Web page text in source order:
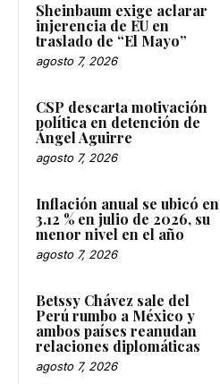
Sheinbaum exige aclarar
injerencia de EU en
traslado de “El Mayo”
agosto 7, 2026
CSP descarta motivación
política en detención de
Ángel Aguirre
agosto 7, 2026
Inflación anual se ubicó en
3.12 % en julio de 2026, su
menor nivel en el año
agosto 7, 2026
Betssy Chávez sale del
Perú rumbo a México y
ambos países reanudan
relaciones diplomáticas
agosto 7, 2026